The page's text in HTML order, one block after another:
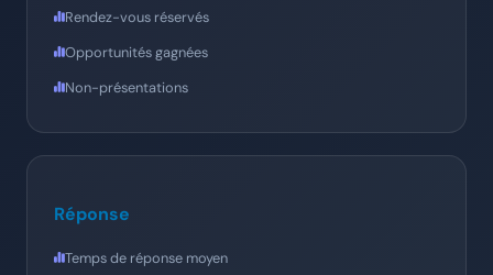
Rendez-vous réservés
Opportunités gagnées
Non-présentations
Réponse
Temps de réponse moyen